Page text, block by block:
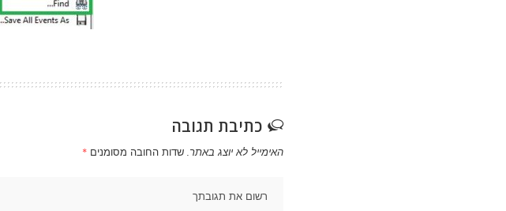
כתיבת תגובה
האימייל לא יוצג באתר. שדות החובה מסומנים *